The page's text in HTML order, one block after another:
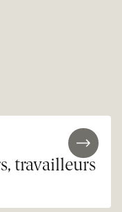
travailleurs